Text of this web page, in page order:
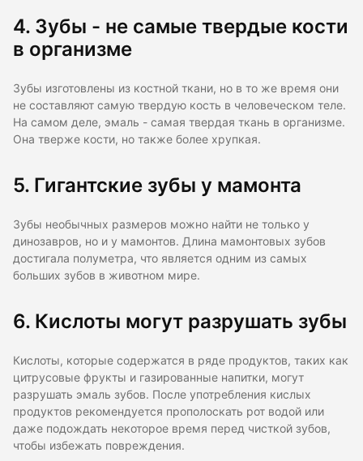
4. Зубы - не самые твердые кости
в организме
Зубы изготовлены из костной ткани, но в то же время они
не составляют самую твердую кость в человеческом теле.
На самом деле, эмаль - самая твердая ткань в организме.
Она тверже кости, но также более хрупкая.
5. Гигантские зубы у мамонта
Зубы необычных размеров можно найти не только у
динозавров, но и у мамонтов. Длина мамонтовых зубов
достигала полуметра, что является одним из самых
больших зубов в животном мире.
6. Кислоты могут разрушать зубы
Кислоты, которые содержатся в ряде продуктов, таких как
цитрусовые фрукты и газированные напитки, могут
разрушать эмаль зубов. После употребления кислых
продуктов рекомендуется прополоскать рот водой или
даже подождать некоторое время перед чисткой зубов,
чтобы избежать повреждения.